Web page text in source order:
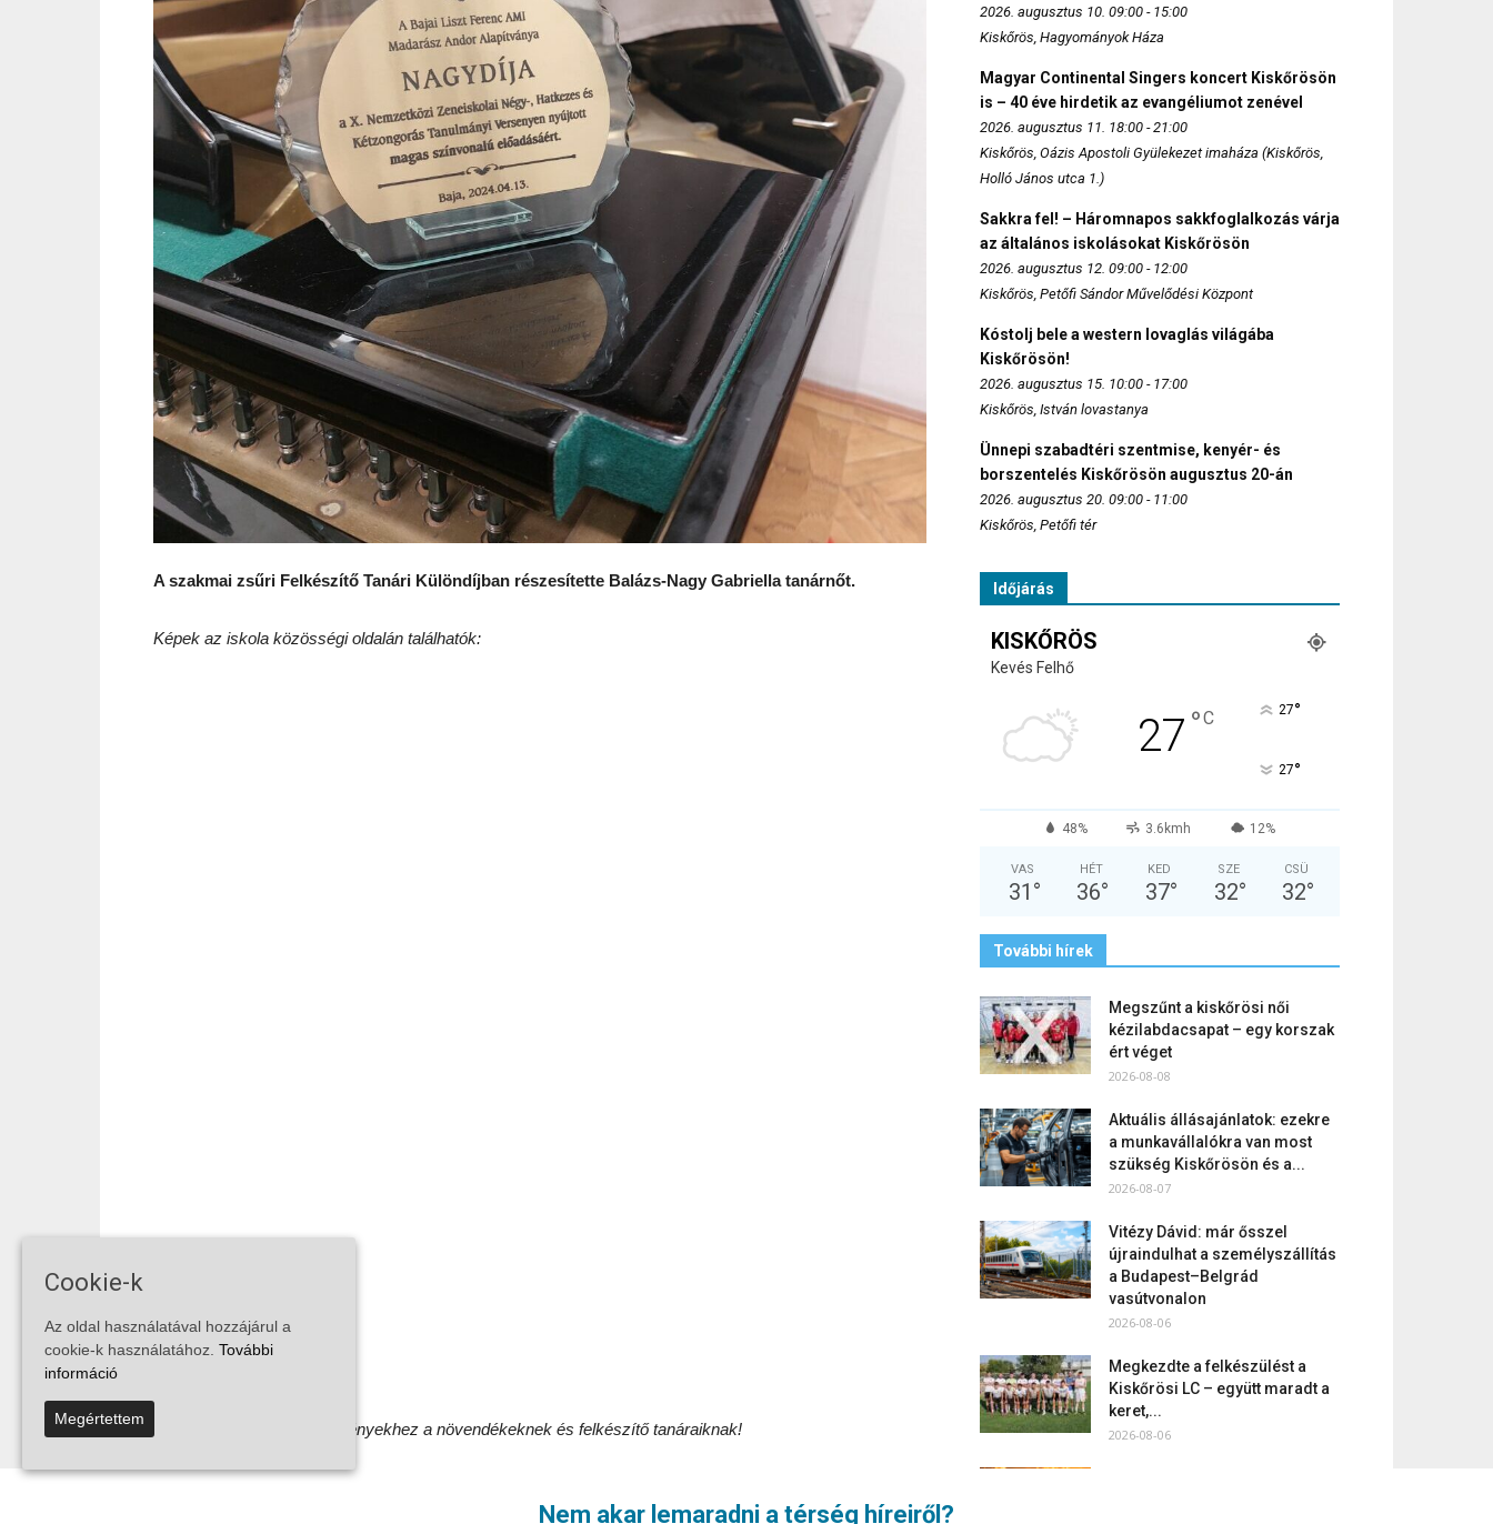
Nem akar lemaradni a térség híreiről?
A szakmai zsűri Felkészítő Tanári Különdíjban részesítette Balázs-Nagy Gabriella tanárnőt.
Képek az iskola közösségi oldalán találhatók:
Gratulálunk a kiváló eredményekhez a növendékeknek és felkészítő tanáraiknak!
2026. augusztus 10. 09:00 - 15:00
Kiskőrös, Hagyományok Háza
Magyar Continental Singers koncert Kiskőrösön
is – 40 éve hirdetik az evangéliumot zenével
2026. augusztus 11. 18:00 - 21:00
Kiskőrös, Oázis Apostoli Gyülekezet imaháza (Kiskőrös,
Holló János utca 1.)
Sakkra fel! – Háromnapos sakkfoglalkozás várja
az általános iskolásokat Kiskőrösön
2026. augusztus 12. 09:00 - 12:00
Kiskőrös, Petőfi Sándor Művelődési Központ
Kóstolj bele a western lovaglás világába
Kiskőrösön!
2026. augusztus 15. 10:00 - 17:00
Kiskőrös, István lovastanya
Ünnepi szabadtéri szentmise, kenyér- és
borszentelés Kiskőrösön augusztus 20-án
2026. augusztus 20. 09:00 - 11:00
Kiskőrös, Petőfi tér
Időjárás
KISKŐRÖS
Kevés Felhő
27 °C 27°
27°
48% 3.6kmh 12%
VAS
31 °
HÉT
36°
KED
37°
SZE
32°
CSÜ
32°
További hírek
Megszűnt a kiskőrösi női
kézilabdacsapat – egy korszak
ért véget
2026-08-08
Aktuális állásajánlatok: ezekre
a munkavállalókra van most
szükség Kiskőrösön és a...
2026-08-07
Vitézy Dávid: már ősszel
újraindulhat a személyszállítás
a Budapest–Belgrád
vasútvonalon
2026-08-06
Megkezdte a felkészülést a
Kiskőrösi LC – együtt maradt a
keret,...
2026-08-06
Cookie-k
Az oldal használatával hozzájárul a
cookie-k használatához. További
információ
Megértettem